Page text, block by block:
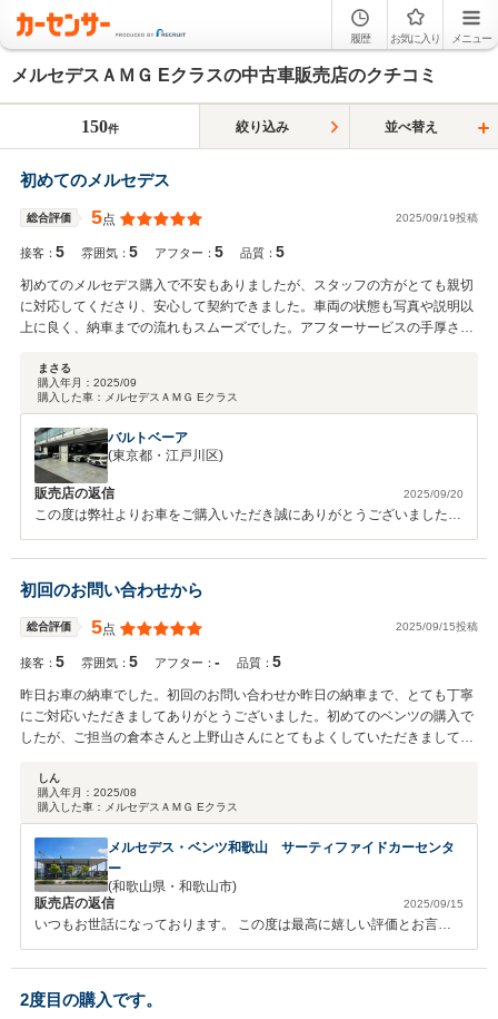
履歴 お気に入り メニュー
メルセデスＡＭＧ Eクラスの中古車販売店のクチコミ
150件 絞り込み 並べ替え
初めてのメルセデス
総合評価 5点 2025/09/19投稿
接客：5 雰囲気：5 アフター：5 品質：5
初めてのメルセデス購入で不安もありましたが、スタッフの方がとても親切
に対応してくださり、安心して契約できました。車両の状態も写真や説明以
上に良く、納車までの流れもスムーズでした。アフターサービスの手厚さに
感じました。今後も車の相談をお願いしたいと思います。
まさる
購入年月： 2025/09
購入した車：
メルセデスＡＭＧ Eクラス
バルトベーア
(東京都・江戸川区)
販売店の返信 2025/09/20
この度は弊社よりお車をご購入いただき誠にありがとうございました。
さんあると思います。 すべて対応させていただきますのでお気軽にお
初回のお問い合わせから
総合評価 5点 2025/09/15投稿
接客：5 雰囲気：5 アフター：- 品質：5
昨日お車の納車でした。初回のお問い合わせか昨日の納車まで、とても丁寧
にご対応いただきましてありがとうございました。初めてのベンツの購入で
したが、ご担当の倉本さんと上野山さんにとてもよくしていただきまして、
ので、不明としてますが、今後もお世話になりたいと思えるお店です。 ベン
ツのご購入検討をされている方は、是非倉本さんや上野山さんにご相談して
みてください。この度はありがとうございました。
しん
購入年月： 2025/08
購入した車：
メルセデスＡＭＧ Eクラス
メルセデス・ベンツ和歌山 サーティファイドカーセンタ
ー
(和歌山県・和歌山市)
販売店の返信
2025/09/15
いつもお世話になっております。 この度は最高に嬉しい評価とお言葉
した際にはしん様のオーラに緊張しましたが、気さくにお話頂き楽しい
お時間を過ごさせて頂きました。お褒めのお言葉に恥じぬ様努めて参り
ますのでどうぞ宜しくお願い致します。 しん様のカーライフを上野山
2度目の購入です。